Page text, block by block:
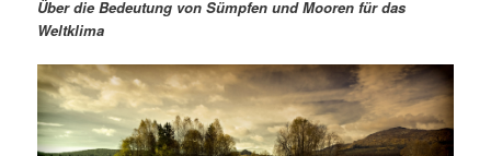
r
e
d
ä
n
a
g
a
t
Über die Bedeutung von Sümpfen und Mooren für das
Weltklima